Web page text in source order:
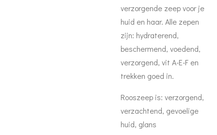
verzorgende zeep voor je
huid en haar. Alle zepen
zijn: hydraterend,
beschermend, voedend,
verzorgend, vit A-E-F en
trekken goed in.
Rooszeep is: verzorgend,
verzachtend, gevoelige
huid, glans